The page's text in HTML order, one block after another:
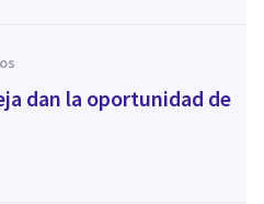
dan la oportunidad de